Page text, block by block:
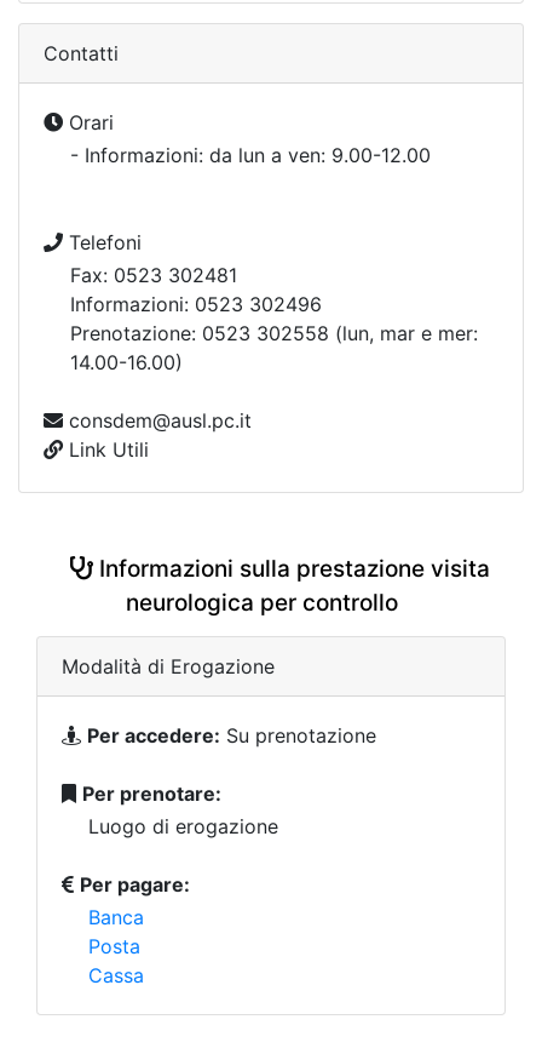
Contatti
Orari
- Informazioni: da lun a ven: 9.00-12.00
Telefoni
Fax: 0523 302481
Informazioni: 0523 302496
Prenotazione: 0523 302558 (lun, mar e mer:
14.00-16.00)
consdem@ausl.pc.it
Link Utili
Informazioni sulla prestazione visita
neurologica per controllo
Modalità di Erogazione
Per accedere: Su prenotazione
Per prenotare:
Luogo di erogazione
Per pagare:
Banca
Posta
Cassa